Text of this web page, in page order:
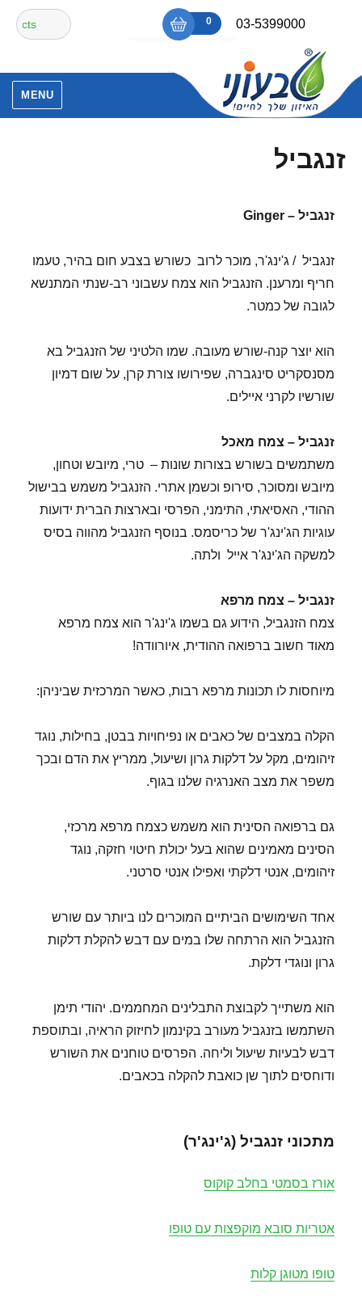
content
03-5399000
₪0
0
אין מוצרים בסל הקניות.
חיפוש
עבור:
MENU
זנגביל
זנגביל –
Ginger
זנגביל / ג'ינג'ר, מוכר לרוב כשורש בצבע חום בהיר, טעמו
חריף ומרענן. הזנגביל הוא צמח עשבוני רב-שנתי המתנשא
לגובה של כמטר.
הוא יוצר קנה-שורש מעובה. שמו הלטיני של הזנגביל בא
מסנסקריט סינגברה, שפירושו צורת קרן, על שום דמיון
שורשיו לקרני איילים.
זנגביל – צמח מאכל
משתמשים בשורש בצורות שונות – טרי, מיובש וטחון,
מיובש ומסוכר, סירופ וכשמן אתרי. הזנגביל משמש בבישול
ההודי, האסיאתי, התימני, הפרסי ובארצות הברית ידועות
עוגיות הג'ינג'ר של כריסמס. בנוסף הזנגביל מהווה בסיס
למשקה הג'ינג'ר אייל ולתה.
זנגביל – צמח מרפא
צמח הזנגביל, הידוע גם בשמו ג'ינג'ר הוא צמח מרפא
מאוד חשוב ברפואה ההודית, איורוודה!
מיוחסות לו תכונות מרפא רבות, כאשר המרכזית שביניהן:
הקלה במצבים של כאבים או נפיחויות בבטן, בחילות, נוגד
זיהומים, מקל על דלקות גרון ושיעול, ממריץ את הדם ובכך
משפר את מצב האנרגיה שלנו בגוף.
גם ברפואה הסינית הוא משמש כצמח מרפא מרכזי,
הסינים מאמינים שהוא בעל יכולת חיטוי חזקה, נוגד
זיהומים, אנטי דלקתי ואפילו אנטי סרטני.
אחד השימושים הביתיים המוכרים לנו ביותר עם שורש
הזנגביל הוא הרתחה שלו במים עם דבש להקלת דלקות
גרון ונוגדי דלקת.
הוא משתייך לקבוצת התבלינים המחממים. יהודי תימן
השתמשו בזנגביל מעורב בקינמון לחיזוק הראיה, ובתוספת
דבש לבעיות שיעול וליחה. הפרסים טוחנים את השורש
ודוחסים לתוך שן כואבת להקלה בכאבים.
מתכוני זנגביל (ג'ינג'ר)
אורז בסמטי בחלב קוקוס
אטריות סובא מוקפצות עם טופו
טופו מטוגן קלות